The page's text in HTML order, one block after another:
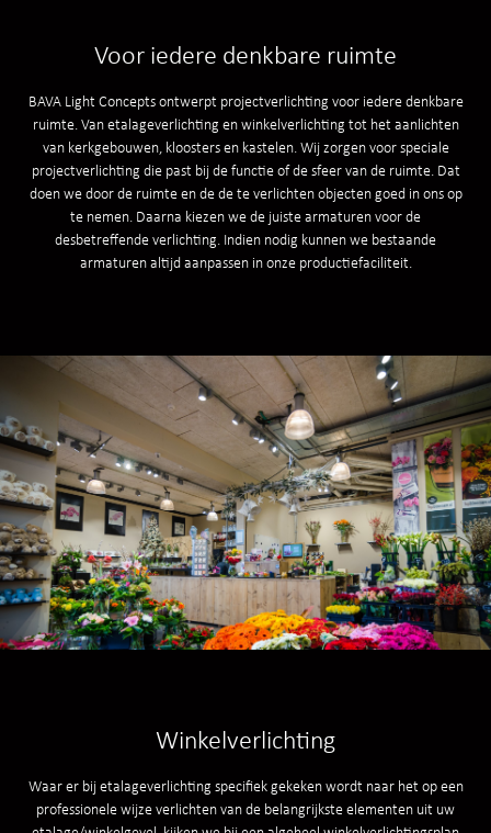
Voor iedere denkbare ruimte
BAVA Light Concepts ontwerpt projectverlichting voor iedere denkbare
ruimte. Van etalageverlichting en winkelverlichting tot het aanlichten
van kerkgebouwen, kloosters en kastelen. Wij zorgen voor speciale
projectverlichting die past bij de functie of de sfeer van de ruimte. Dat
doen we door de ruimte en de de te verlichten objecten goed in ons op
te nemen. Daarna kiezen we de juiste armaturen voor de
desbetreffende verlichting. Indien nodig kunnen we bestaande
armaturen altijd aanpassen in onze productiefaciliteit.
Winkelverlichting
Waar er bij etalageverlichting specifiek gekeken wordt naar het op een
professionele wijze verlichten van de belangrijkste elementen uit uw